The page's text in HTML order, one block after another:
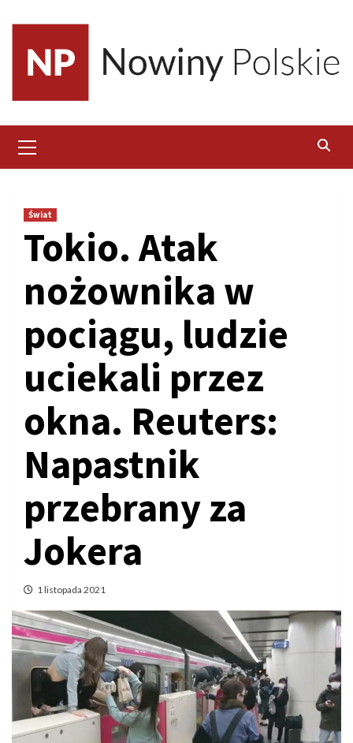
content
Menu
Świat
Tokio. Atak
nożownika w
pociągu, ludzie
uciekali przez
okna. Reuters:
Napastnik
przebrany za
Jokera
1 listopada 2021